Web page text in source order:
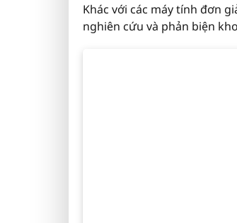
Khác với các máy tính đơn
nghiên cứu và phản biện